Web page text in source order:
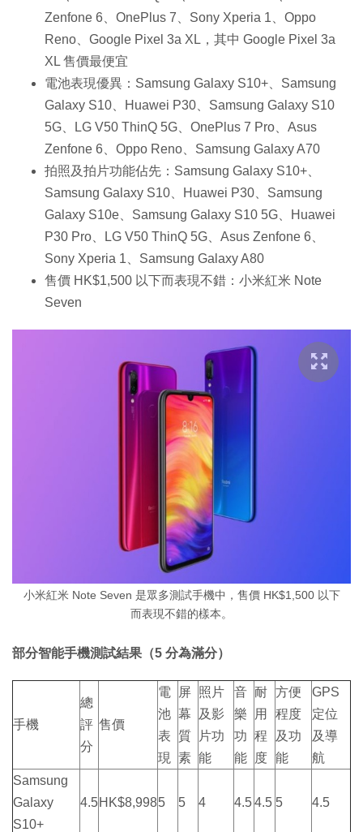
Zenfone 6、OnePlus 7、Sony Xperia 1、Oppo
Reno、Google Pixel 3a XL，其中 Google Pixel 3a
XL 售價最便宜
電池表現優異：Samsung Galaxy S10+、Samsung
Galaxy S10、Huawei P30、Samsung Galaxy S10
5G、LG V50 ThinQ 5G、OnePlus 7 Pro、Asus
Zenfone 6、Oppo Reno、Samsung Galaxy A70
拍照及拍片功能佔先：Samsung Galaxy S10+、
Samsung Galaxy S10、Huawei P30、Samsung
Galaxy S10e、Samsung Galaxy S10 5G、Huawei
P30 Pro、LG V50 ThinQ 5G、Asus Zenfone 6、
Sony Xperia 1、Samsung Galaxy A80
售價 HK$1,500 以下而表現不錯：小米紅米 Note
Seven
小米紅米 Note Seven 是眾多測試手機中，售價 HK$1,500 以下
而表現不錯的樣本。
部分智能手機測試結果（5 分為滿分）
手機
總
評
分
售價
電
池
表
現
屏
幕
質
素
照片
及影
片功
能
音
樂
功
能
耐
用
程
度
方便
程度
及功
能
GPS
定位
及導
航
Samsung
Galaxy
S10+
4.5HK$8,9985 5 4 4.54.5 5 4.5